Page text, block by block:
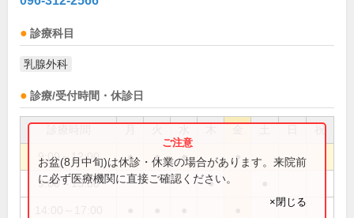
診療科目
乳腺外科
診療/受付時間・休診日
祝
9:00～12:00 ● ● ● ●
9:00～13:30 ●
お盆(8月中旬)は休診・休業の場合があります。来院前
に必ず医療機関に直接ご確認ください。
×閉じる